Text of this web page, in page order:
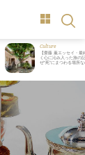
Culture
【齋藤 薫エッセイ・最
く心に沁み入った旅の
ぜ“死”にまつわる場所